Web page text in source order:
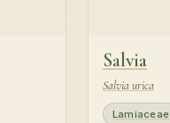
Salvia
Salvia urica
Lamiaceae